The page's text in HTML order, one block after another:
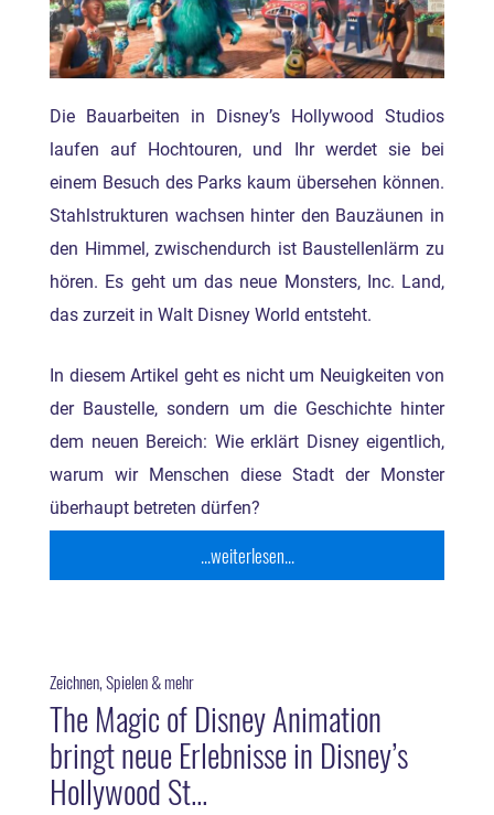
Die Bauarbeiten in Disney’s Hollywood Studios
laufen auf Hochtouren, und Ihr werdet sie bei
einem Besuch des Parks kaum übersehen können.
Stahlstrukturen wachsen hinter den Bauzäunen in
den Himmel, zwischendurch ist Baustellenlärm zu
hören. Es geht um das neue Monsters, Inc. Land,
das zurzeit in Walt Disney World entsteht.
In diesem Artikel geht es nicht um Neuigkeiten von
der Baustelle, sondern um die Geschichte hinter
dem neuen Bereich: Wie erklärt Disney eigentlich,
warum wir Menschen diese Stadt der Monster
überhaupt betreten dürfen?
...weiterlesen...
Zeichnen, Spielen & mehr
The Magic of Disney Animation
bringt neue Erlebnisse in Disney’s
Hollywood St...